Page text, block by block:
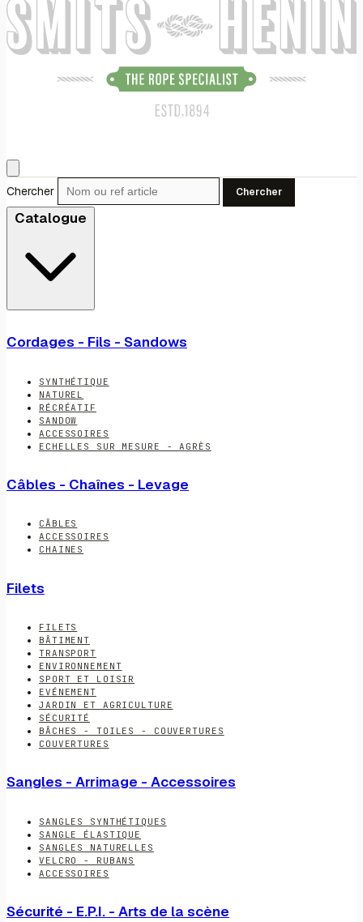
Chercher Chercher
Catalogue
Cordages - Fils - Sandows
SYNTHÉTIQUE
NATUREL
RÉCRÉATIF
SANDOW
ACCESSOIRES
ECHELLES SUR MESURE - AGRÈS
Câbles - Chaînes - Levage
CÂBLES
ACCESSOIRES
CHAINES
Filets
FILETS
BÂTIMENT
TRANSPORT
ENVIRONNEMENT
SPORT ET LOISIR
EVÉNEMENT
JARDIN ET AGRICULTURE
SÉCURITÉ
BÂCHES - TOILES - COUVERTURES
COUVERTURES
Sangles - Arrimage - Accessoires
SANGLES SYNTHÉTIQUES
SANGLE ÉLASTIQUE
SANGLES NATURELLES
VELCRO - RUBANS
ACCESSOIRES
Sécurité - E.P.I. - Arts de la scène